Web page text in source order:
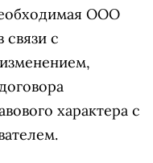
ООО
с
характера с